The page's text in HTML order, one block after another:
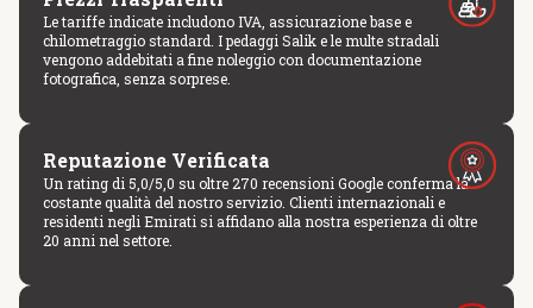
Le tariffe indicate includono IVA, assicurazione base e
chilometraggio standard. I pedaggi Salik e le multe stradali
vengono addebitati a fine noleggio con documentazione
fotografica, senza sorprese.
Reputazione Verificata
Un rating di 5,0/5,0 su oltre 270 recensioni Google conferma la
costante qualità del nostro servizio. Clienti internazionali e
residenti negli Emirati si affidano alla nostra esperienza di oltre
20 anni nel settore.